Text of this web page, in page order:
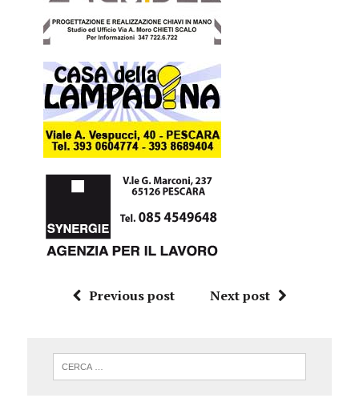
Previous post Next post